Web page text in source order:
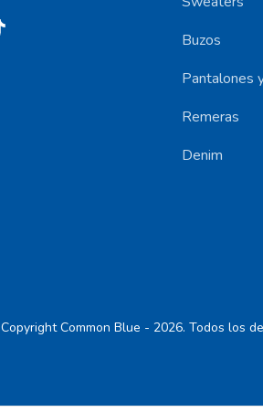
Buzos
Pantalones
Remeras
Denim
Copyright Common Blue - 2026. Todos los